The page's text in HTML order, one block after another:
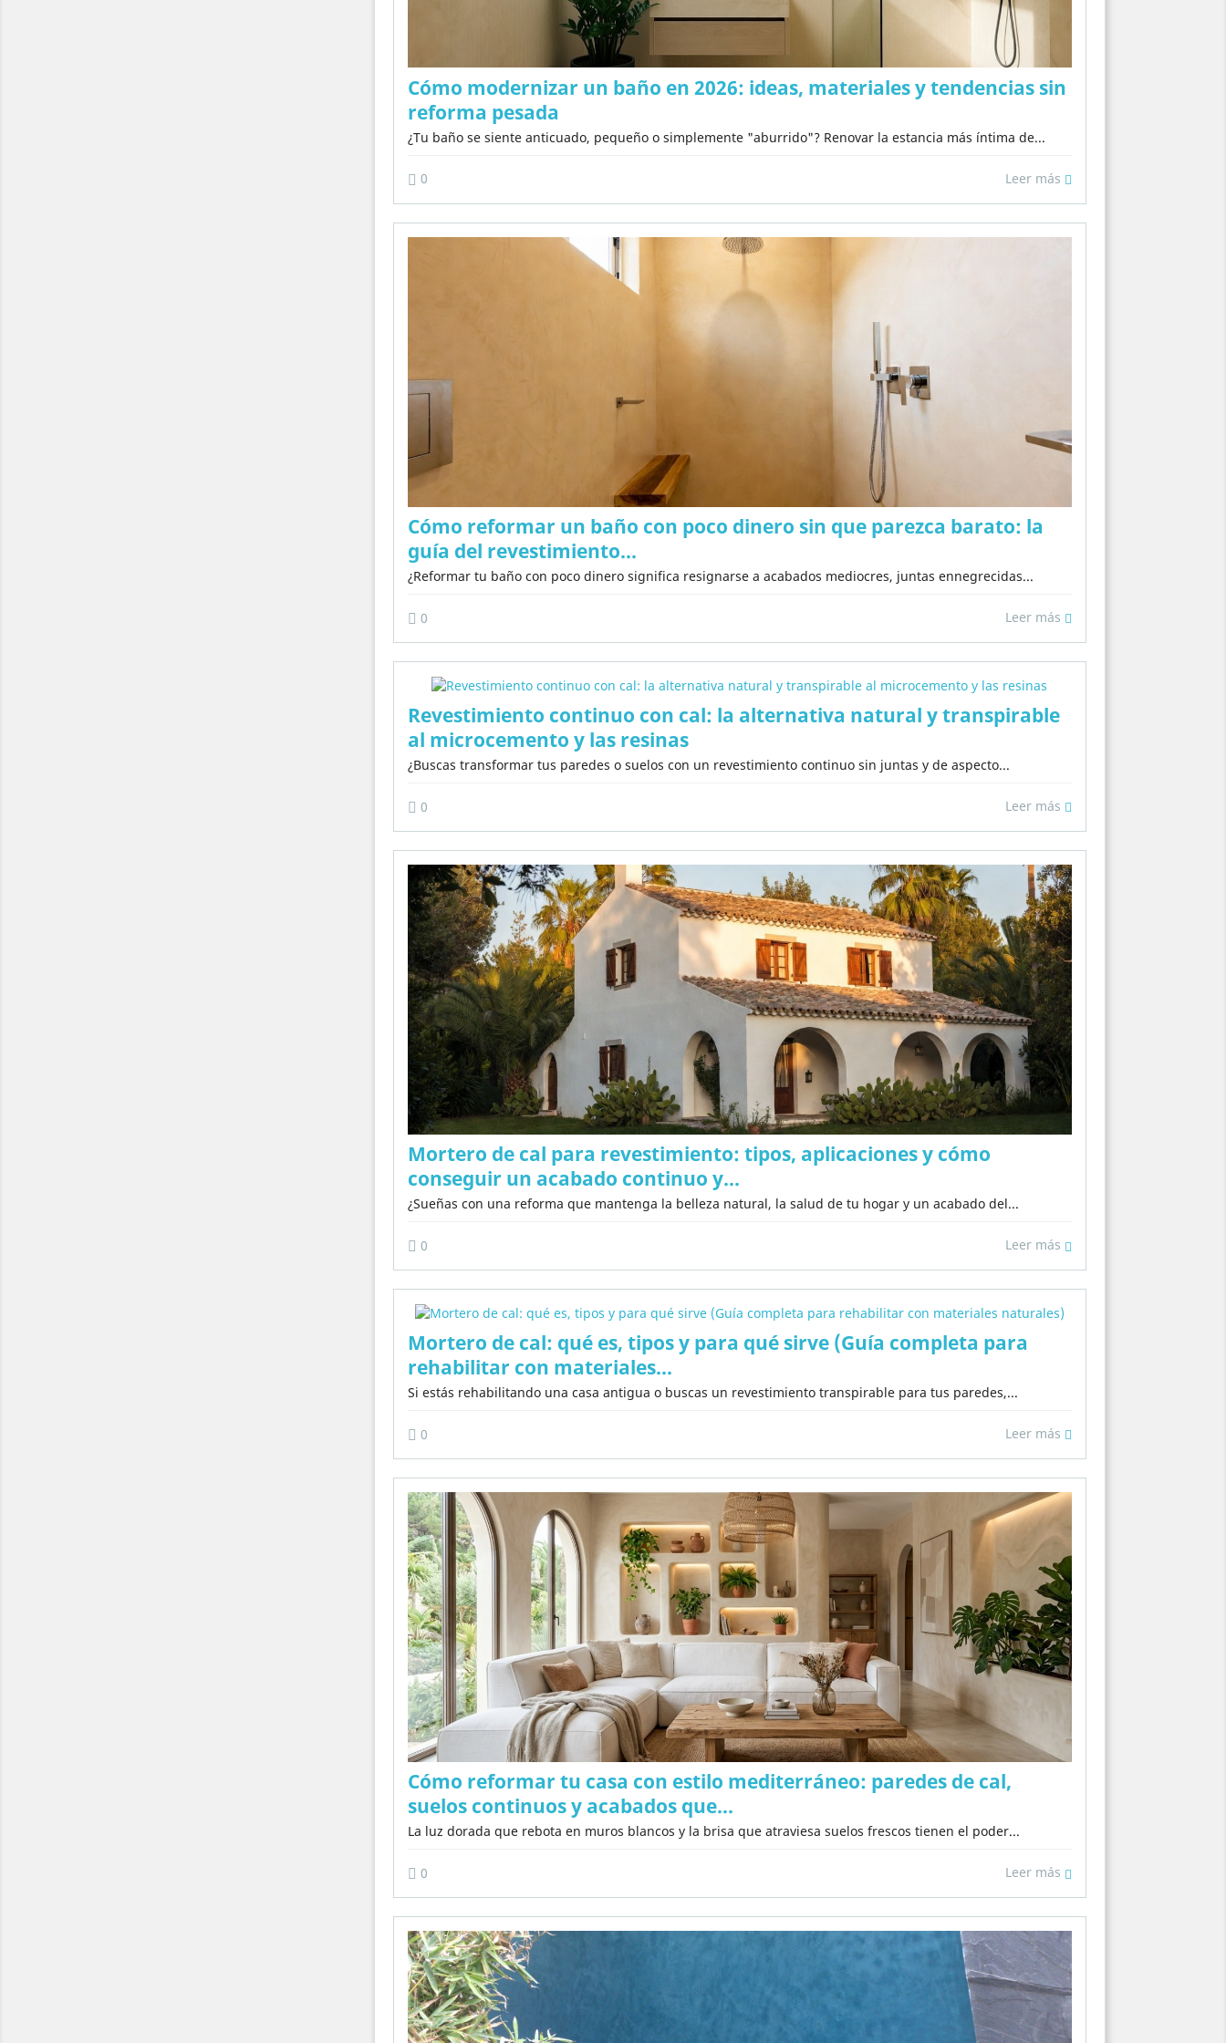
Cómo modernizar un baño en 2026: ideas, materiales y tendencias sin
reforma pesada
¿Tu baño se siente anticuado, pequeño o simplemente "aburrido"? Renovar la estancia más íntima de...
0 Leer más
Cómo reformar un baño con poco dinero sin que parezca barato: la
guía del revestimiento...
¿Reformar tu baño con poco dinero significa resignarse a acabados mediocres, juntas ennegrecidas...
0 Leer más
Revestimiento continuo con cal: la alternativa natural y transpirable
al microcemento y las resinas
¿Buscas transformar tus paredes o suelos con un revestimiento continuo sin juntas y de aspecto...
0 Leer más
Mortero de cal para revestimiento: tipos, aplicaciones y cómo
conseguir un acabado continuo y...
¿Sueñas con una reforma que mantenga la belleza natural, la salud de tu hogar y un acabado del...
0 Leer más
Mortero de cal: qué es, tipos y para qué sirve (Guía completa para
rehabilitar con materiales...
Si estás rehabilitando una casa antigua o buscas un revestimiento transpirable para tus paredes,...
0 Leer más
Cómo reformar tu casa con estilo mediterráneo: paredes de cal,
suelos continuos y acabados que...
La luz dorada que rebota en muros blancos y la brisa que atraviesa suelos frescos tienen el poder...
0 Leer más